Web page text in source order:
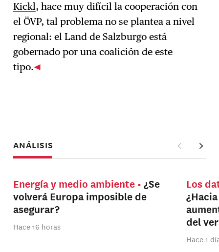
Kickl, hace muy difícil la cooperación con
el ÖVP, tal problema no se plantea a nivel
regional: el Land de Salzburgo está
gobernado por una coalición de este
tipo.
ANÁLISIS
Energía y medio ambiente
¿Se
volverá Europa imposible de
asegurar?
Hace 16 horas
Los
del
Hace 1